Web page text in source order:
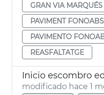
GRAN VIA
PAVIMENT
PAVIMENTO
REASFALTATGE
modificado hace 1